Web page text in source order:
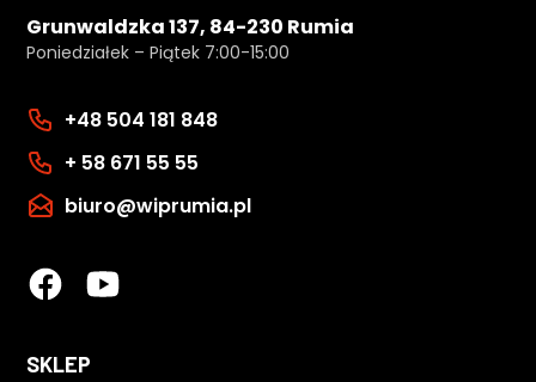
Grunwaldzka 137, 84-230 Rumia
Poniedziałek – Piątek 7:00-15:00
+48 504 181 848
+ 58 671 55 55
biuro@wiprumia.pl
SKLEP